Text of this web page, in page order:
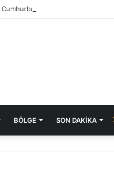
onayı
BÖLGE SON DAKIKA